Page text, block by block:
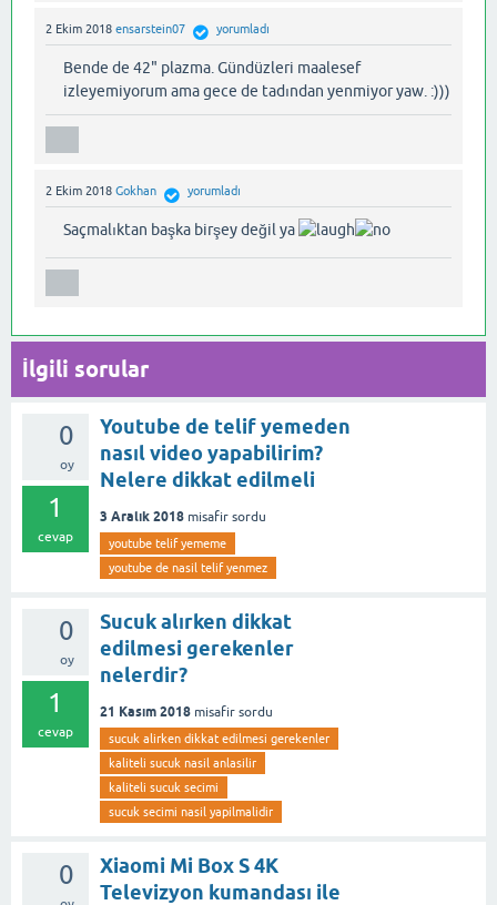
2 Ekim 2018 ensarstein07 yorumladı
Bende de 42" plazma. Gündüzleri maalesef
izleyemiyorum ama gece de tadından yenmiyor yaw. :)))
2 Ekim 2018 Gokhan yorumladı
Saçmalıktan başka birşey değil ya
İlgili sorular
0
oy
1
cevap
Youtube de telif yemeden
nasıl video yapabilirim?
Nelere dikkat edilmeli
3 Aralık 2018 misafir sordu
youtube telif yememe
youtube de nasil telif yenmez
0
oy
1
cevap
Sucuk alırken dikkat
edilmesi gerekenler
nelerdir?
21 Kasım 2018 misafir sordu
sucuk alirken dikkat edilmesi gerekenler
kaliteli sucuk nasil anlasilir
kaliteli sucuk secimi
sucuk secimi nasil yapilmalidir
0
Xiaomi Mi Box S 4K
Televizyon kumandası ile